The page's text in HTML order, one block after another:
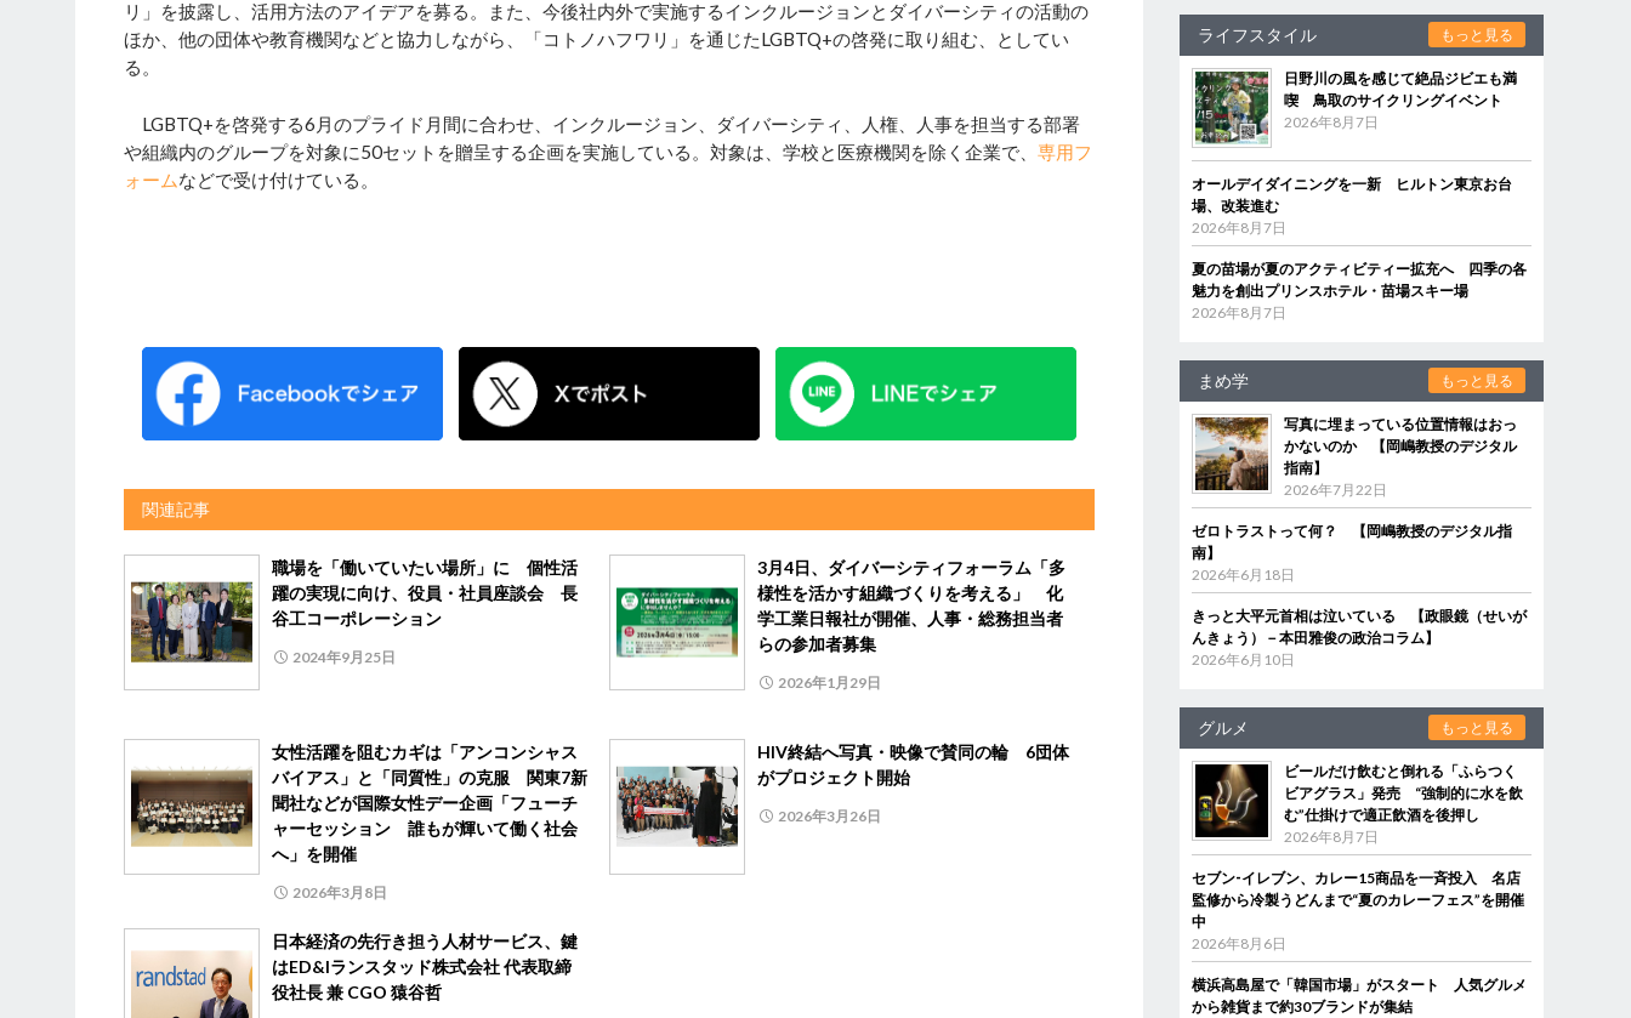
リ」を披露し、活用方法のアイデアを募る。また、今後社内外で実施するインクルージョンとダイバーシティの活動の
ほか、他の団体や教育機関などと協力しながら、「コトノハフワリ」を通じたLGBTQ+の啓発に取り組む、としてい
る。
LGBTQ+を啓発する6月のプライド月間に合わせ、インクルージョン、ダイバーシティ、人権、人事を担当する部署
や組織内のグループを対象に50セットを贈呈する企画を実施している。対象は、学校と医療機関を除く企業で、 専用フ
ォームなどで受け付けている。
関連記事
職場を「働いていたい場所」に 個性活
躍の実現に向け、役員・社員座談会 長
谷工コーポレーション
2024年9月25日
3月4日、ダイバーシティフォーラム「多
様性を活かす組織づくりを考える」 化
学工業日報社が開催、人事・総務担当者
らの参加者募集
2026年1月29日
女性活躍を阻むカギは「アンコンシャス
バイアス」と「同質性」の克服 関東7新
聞社などが国際女性デー企画「フューチ
ャーセッション 誰もが輝いて働く社会
へ」を開催
2026年3月8日
HIV終結へ写真・映像で賛同の輪 6団体
がプロジェクト開始
2026年3月26日
日本経済の先行き担う人材サービス、鍵
はED&Iランスタッド株式会社 代表取締
役社長 兼 CGO 猿谷哲
ライフスタイル もっと見る
日野川の風を感じて絶品ジビエも満
喫 鳥取のサイクリングイベント
2026年8月7日
オールデイダイニングを一新 ヒルトン東京お台
場、改装進む
2026年8月7日
夏の苗場が夏のアクティビティー拡充へ 四季の各
魅力を創出プリンスホテル・苗場スキー場
2026年8月7日
まめ学 もっと見る
写真に埋まっている位置情報はおっ
かないのか 【岡嶋教授のデジタル
指南】
2026年7月22日
ゼロトラストって何？ 【岡嶋教授のデジタル指
南】
2026年6月18日
きっと大平元首相は泣いている 【政眼鏡（せいが
んきょう）－本田雅俊の政治コラム】
2026年6月10日
グルメ もっと見る
ビールだけ飲むと倒れる「ふらつく
ビアグラス」発売 “強制的に水を飲
む”仕掛けで適正飲酒を後押し
2026年8月7日
セブン‐イレブン、カレー15商品を一斉投入 名店
監修から冷製うどんまで“夏のカレーフェス”を開催
中
2026年8月6日
横浜高島屋で「韓国市場」がスタート 人気グルメ
から雑貨まで約30ブランドが集結